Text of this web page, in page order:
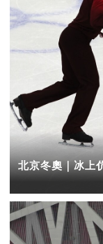
北京冬奧｜冰上